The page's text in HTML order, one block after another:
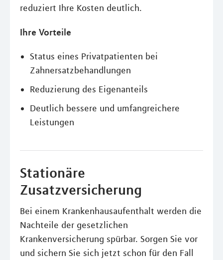
reduziert Ihre Kosten deutlich.
Ihre Vorteile
Status eines Privatpatienten bei
Zahnersatzbehandlungen
Reduzierung des Eigenanteils
Deutlich bessere und umfangreichere
Leistungen
Stationäre
Zusatzversicherung
Bei einem Krankenhausaufenthalt werden die
Nachteile der gesetzlichen
Krankenversicherung spürbar. Sorgen Sie vor
und sichern Sie sich jetzt schon für den Fall